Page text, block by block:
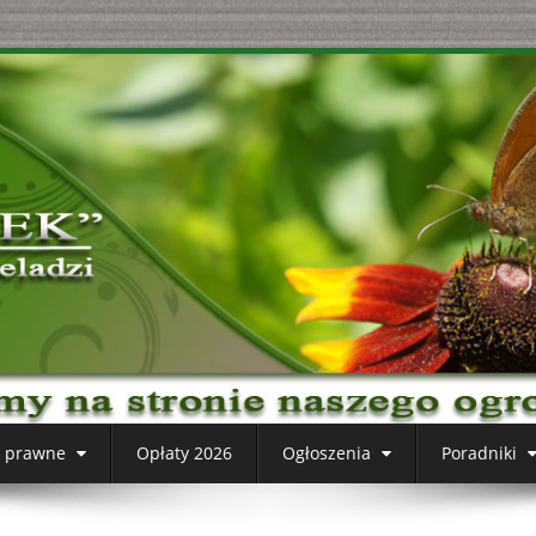
prawne Opłaty 2026 Ogłoszenia Poradniki